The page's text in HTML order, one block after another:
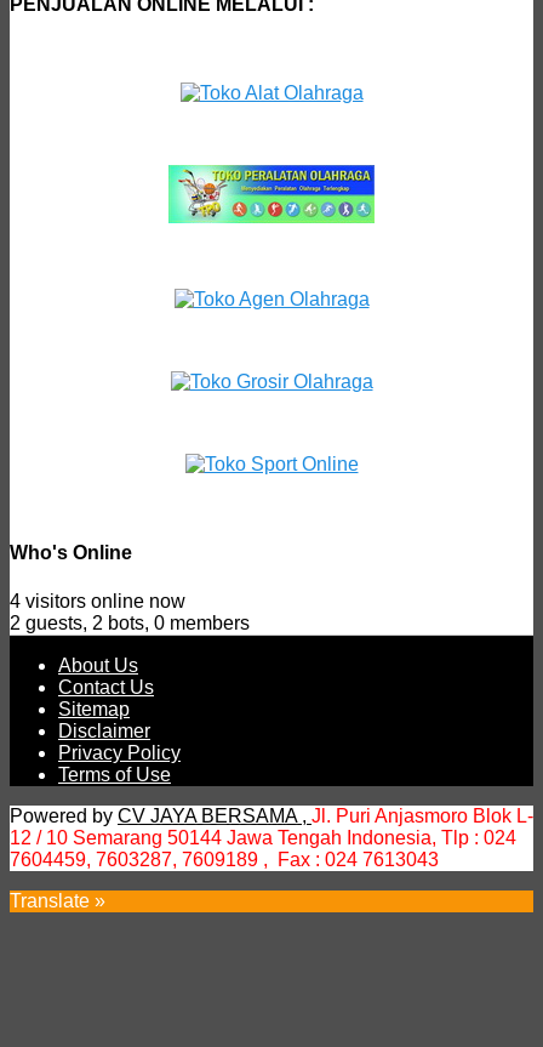
Who's Online
4 visitors online now
2 guests, 2 bots, 0 members
About Us
Contact Us
Sitemap
Disclaimer
Privacy Policy
Terms of Use
Powered by CV JAYA BERSAMA , Jl. Puri Anjasmoro Blok L-
12 / 10 Semarang 50144 Jawa Tengah Indonesia, Tlp : 024
7604459, 7603287, 7609189 , Fax : 024 7613043
Translate »